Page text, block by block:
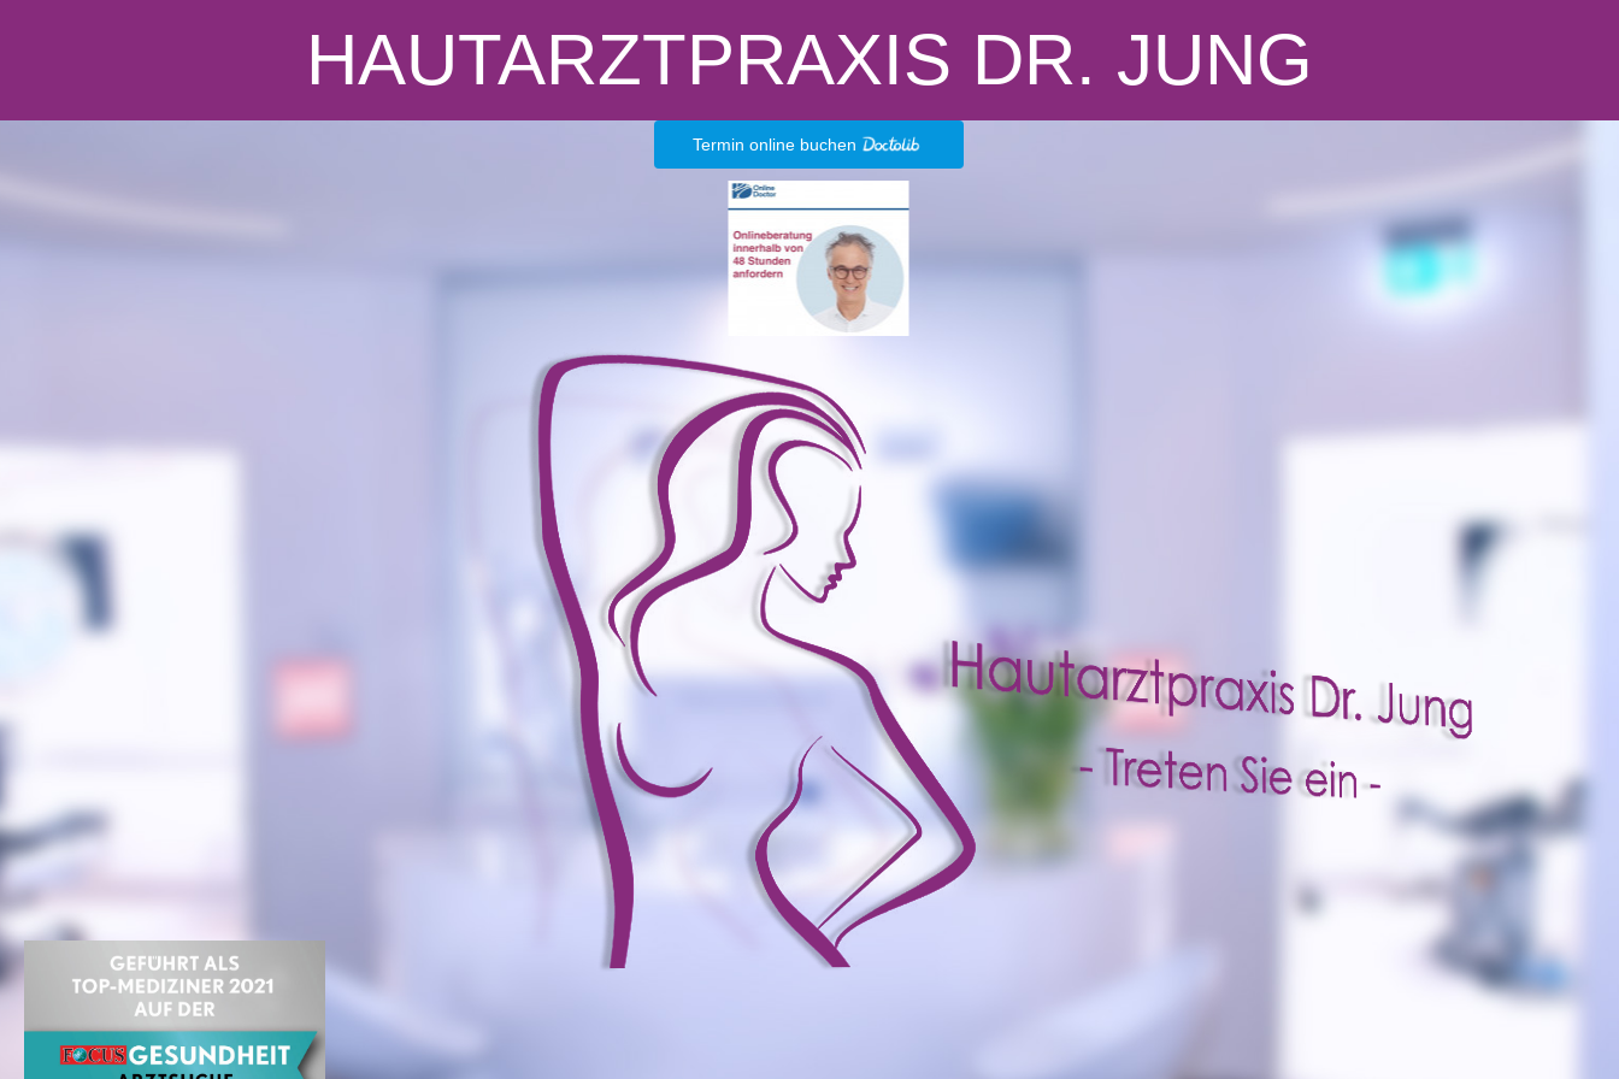
HAUTARZTPRAXIS DR. JUNG
Termin online buchen